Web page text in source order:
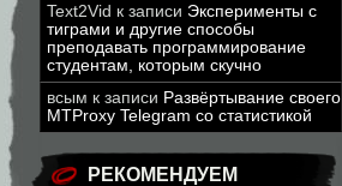
Text2Vid к записи Эксперименты с
тиграми и другие способы
преподавать программирование
студентам, которым скучно
всым к записи Развёртывание своего
MTProxy Telegram со статистикой
РЕКОМЕНДУЕМ